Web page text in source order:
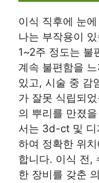
이식 직후에 눈
나는 부작용이
1~2주 정도는 불
계속 불편함을
있고, 시술 중 감
가 잘못 식립되
의 뿌리를 만졌
서는 3d-ct 및 디
하여 정확한 위
합니다. 이식 전,
한 장비를 갖춘